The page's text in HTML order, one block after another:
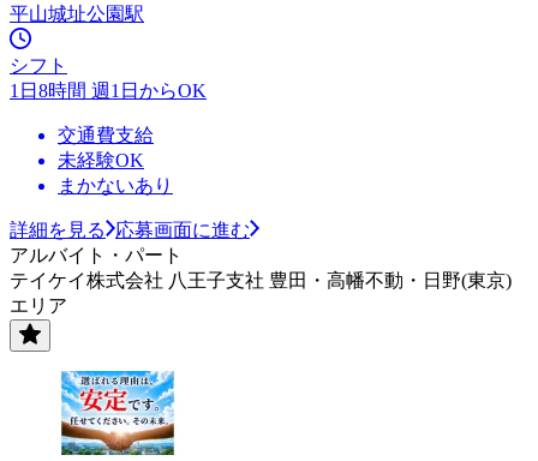
平山城址公園駅
シフト
1日8時間 週1日からOK
交通費支給
未経験OK
まかないあり
詳細を見る
応募画面に進む
アルバイト・パート
テイケイ株式会社 八王子支社 豊田・高幡不動・日野(東京)
エリア